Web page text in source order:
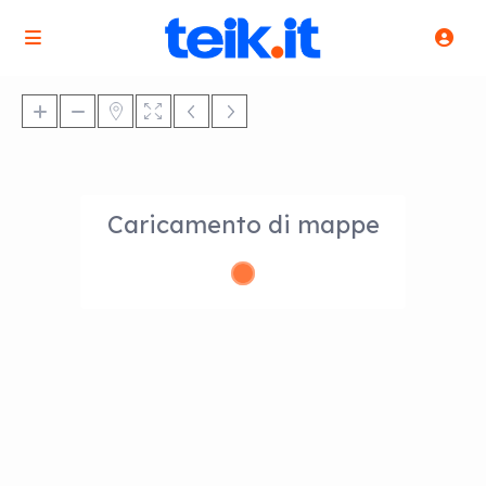
Caricamento di mappe